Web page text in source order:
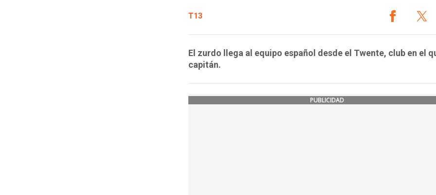
T13
El zurdo llega al equipo español desde el Twente, club en el
capitán.
PUBLICIDAD